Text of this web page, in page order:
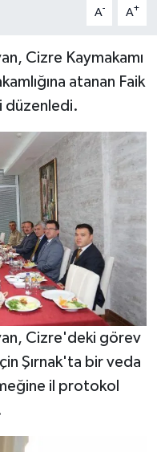
A- A+
Cizre Kaymakamı
atanan Faik
düzenledi.
Cizre'deki görev
Şırnak'ta bir veda
il protokol